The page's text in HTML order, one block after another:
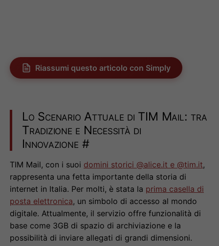
Riassumi questo articolo con Simply
Lo Scenario Attuale di TIM Mail: tra
Tradizione e Necessità di
Innovazione #
TIM Mail, con i suoi domini storici @alice.it e @tim.it,
rappresenta una fetta importante della storia di
internet in Italia. Per molti, è stata la prima casella di
posta elettronica, un simbolo di accesso al mondo
digitale. Attualmente, il servizio offre funzionalità di
base come 3GB di spazio di archiviazione e la
possibilità di inviare allegati di grandi dimensioni.